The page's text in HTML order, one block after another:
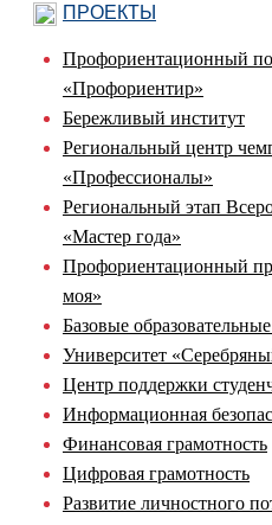
ПРОЕКТЫ
Профориентационный
«Профориентир»
Бережливый институт
Региональный центр
«Профессионалы»
Региональный этап
«Мастер года»
Профориентационный
моя»
Базовые
Университет
Центр поддержки
Информационная
Финансовая грамотность
Цифровая грамотность
Развитие личностного